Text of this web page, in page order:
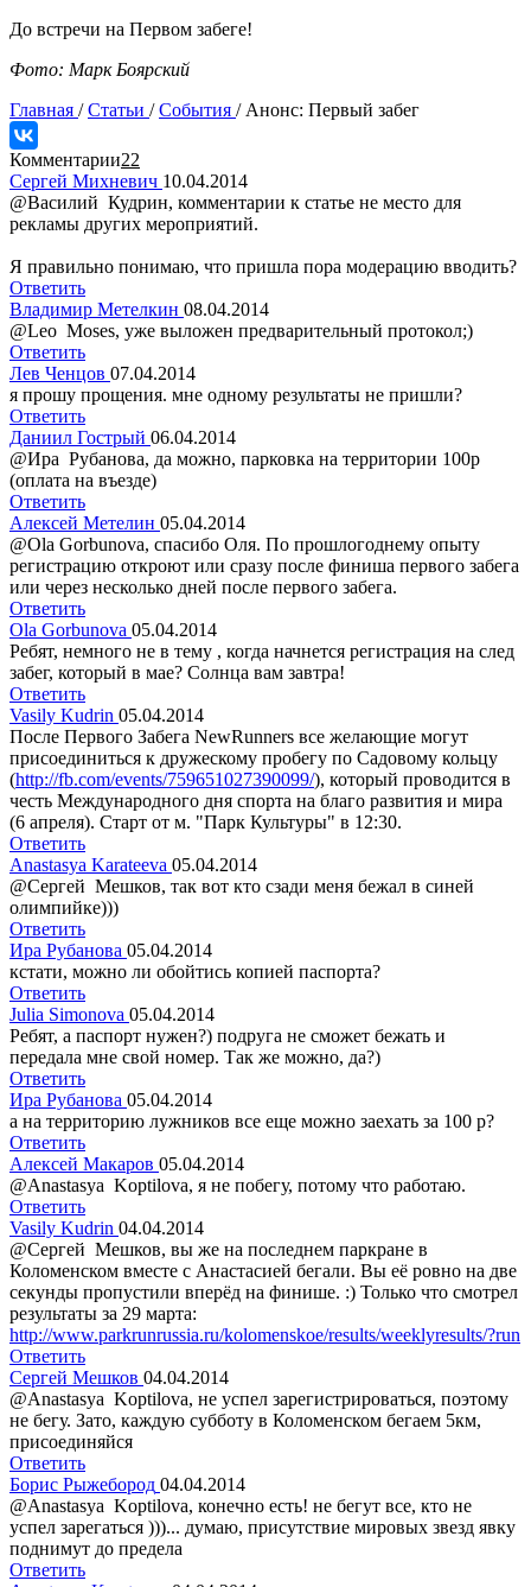
До встречи на Первом забеге!
Фото: Марк Боярский
Главная /Статьи /События / Анонс: Первый забег
Комментарии22
Сергей Михневич 10.04.2014
@Василий Кудрин, комментарии к статье не место для
рекламы других мероприятий.
Я правильно понимаю, что пришла пора модерацию вводить?
Ответить
Владимир Метелкин 08.04.2014
@Leo Moses, уже выложен предварительный протокол;)
Ответить
Лев Ченцов 07.04.2014
я прошу прощения. мне одному результаты не пришли?
Ответить
Даниил Гострый 06.04.2014
@Ира Рубанова, да можно, парковка на территории 100р
(оплата на въезде)
Ответить
Алексей Метелин 05.04.2014
@Ola Gorbunova, спасибо Оля. По прошлогоднему опыту
регистрацию откроют или сразу после финиша первого забега
или через несколько дней после первого забега.
Ответить
Ola Gorbunova 05.04.2014
Ребят, немного не в тему , когда начнется регистрация на след
забег, который в мае? Солнца вам завтра!
Ответить
Vasily Kudrin 05.04.2014
После Первого Забега NewRunners все желающие могут
присоединиться к дружескому пробегу по Садовому кольцу
(http://fb.com/events/759651027390099/), который проводится в
честь Международного дня спорта на благо развития и мира
(6 апреля). Старт от м. "Парк Культуры" в 12:30.
Ответить
Anastasya Karateeva 05.04.2014
@Сергей Мешков, так вот кто сзади меня бежал в синей
олимпийке)))
Ответить
Ира Рубанова 05.04.2014
кстати, можно ли обойтись копией паспорта?
Ответить
Julia Simonova 05.04.2014
Ребят, а паспорт нужен?) подруга не сможет бежать и
передала мне свой номер. Так же можно, да?)
Ответить
Ира Рубанова 05.04.2014
а на территорию лужников все еще можно заехать за 100 р?
Ответить
Алексей Макаров 05.04.2014
@Anastasya Koptilova, я не побегу, потому что работаю.
Ответить
Vasily Kudrin 04.04.2014
@Сергей Мешков, вы же на последнем паркране в
Коломенском вместе с Анастасией бегали. Вы её ровно на две
секунды пропустили вперёд на финише. :) Только что смотрел
результаты за 29 марта:
http://www.parkrunrussia.ru/kolomenskoe/results/weeklyresults/?run
Ответить
Сергей Мешков 04.04.2014
@Anastasya Koptilova, не успел зарегистрироваться, поэтому
не бегу. Зато, каждую субботу в Коломенском бегаем 5км,
присоединяйся
Ответить
Борис Рыжебород 04.04.2014
@Anastasya Koptilova, конечно есть! не бегут все, кто не
успел зарегаться )))... думаю, присутствие мировых звезд явку
поднимут до предела
Ответить